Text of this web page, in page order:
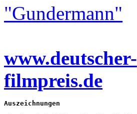
"Gundermann"
www.deutscher-
filmpreis.de
Auszeichnungen